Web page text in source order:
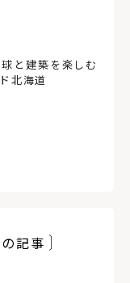
と建築を楽しむ
北海道
記事